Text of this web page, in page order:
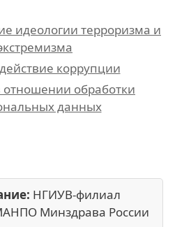
идеологии терроризма и
коррупции
отношении обработки
данных
НГИУВ-филиал
Минздрава России